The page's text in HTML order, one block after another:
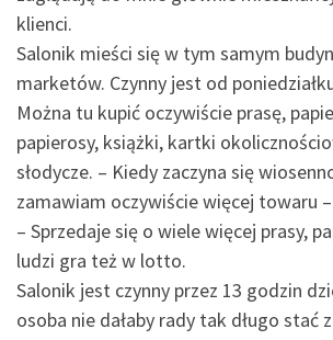
klienci.
Salonik mieści się w tym samym
marketów. Czynny jest od
Można tu kupić oczywiście prasę,
papierosy, książki, kartki
słodycze. – Kiedy zaczyna się
zamawiam oczywiście więcej towaru
– Sprzedaje się o wiele więcej prasy,
ludzi gra też w lotto.
Salonik jest czynny przez 13 godzin
osoba nie dałaby rady tak długo stać